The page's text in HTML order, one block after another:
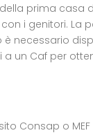
prima casa
i genitori. La
è necessario
un Caf per
Consap o MEF